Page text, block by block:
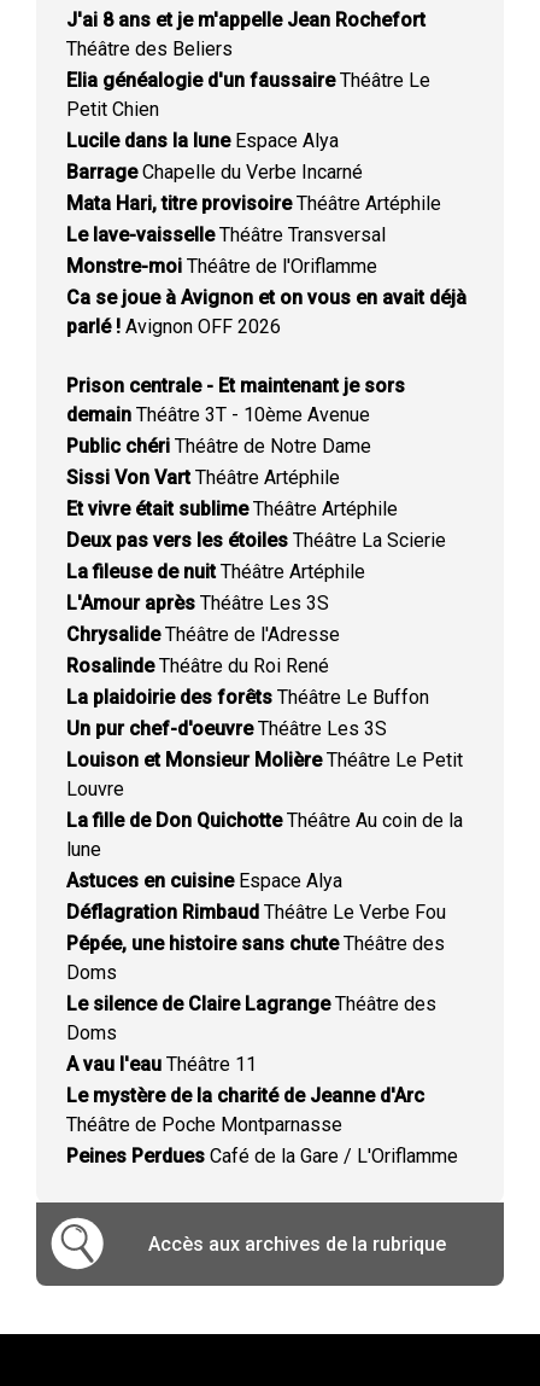
J'ai 8 ans et je m'appelle Jean Rochefort
Théâtre des Beliers
Elia généalogie d'un faussaireThéâtre Le
Petit Chien
Lucile dans la luneEspace Alya
BarrageChapelle du Verbe Incarné
Mata Hari, titre provisoireThéâtre Artéphile
Le lave-vaisselleThéâtre Transversal
Monstre-moi Théâtre de l'Oriflamme
Ca se joue à Avignon et on vous en avait déjà
parlé ! Avignon OFF 2026
Prison centrale - Et maintenant je sors
demain Théâtre 3T - 10ème Avenue
Public chéri Théâtre de Notre Dame
Sissi Von VartThéâtre Artéphile
Et vivre était sublimeThéâtre Artéphile
Deux pas vers les étoiles Théâtre La Scierie
La fileuse de nuitThéâtre Artéphile
L'Amour après Théâtre Les 3S
ChrysalideThéâtre de l'Adresse
RosalindeThéâtre du Roi René
La plaidoirie des forêts Théâtre Le Buffon
Un pur chef-d'oeuvreThéâtre Les 3S
Louison et Monsieur MolièreThéâtre Le Petit
Louvre
La fille de Don QuichotteThéâtre Au coin de la
lune
Astuces en cuisineEspace Alya
Déflagration Rimbaud Théâtre Le Verbe Fou
Pépée, une histoire sans chuteThéâtre des
Doms
Le silence de Claire LagrangeThéâtre des
Doms
A vau l'eau Théâtre 11
Le mystère de la charité de Jeanne d'Arc
Théâtre de Poche Montparnasse
Peines Perdues Café de la Gare / L'Oriflamme
Accès aux archives de la rubrique